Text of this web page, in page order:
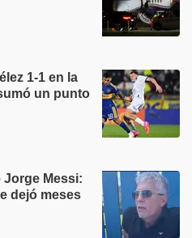
1-1 en la
un punto
Jorge Messi:
dejó meses